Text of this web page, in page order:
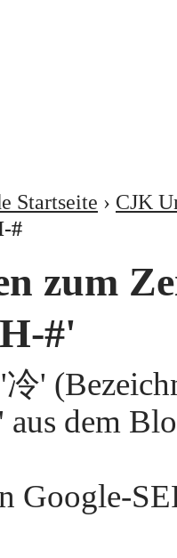
Startseite › CJK
#
zum
#'
冷'
dem
Google-